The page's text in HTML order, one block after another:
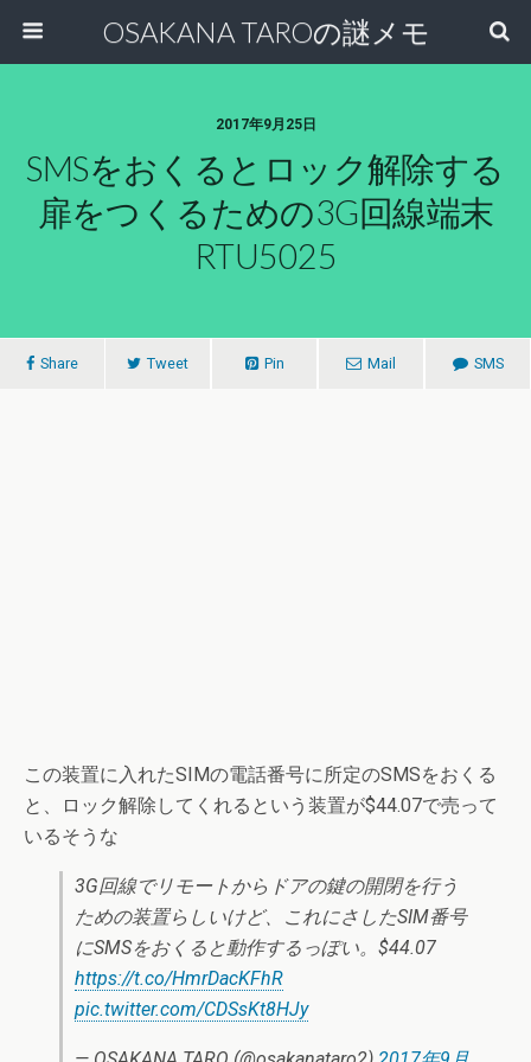
OSAKANA TAROの謎メモ
2017年9月25日
SMSをおくるとロック解除する
扉をつくるための3G回線端末
RTU5025
Share Tweet Pin Mail SMS
この装置に入れたSIMの電話番号に所定のSMSをおくる
と、ロック解除してくれるという装置が$44.07で売って
いるそうな
3G回線でリモートからドアの鍵の開閉を行う
ための装置らしいけど、これにさしたSIM番号
にSMSをおくると動作するっぽい。$44.07
https://t.co/HmrDacKFhR
pic.twitter.com/CDSsKt8HJy